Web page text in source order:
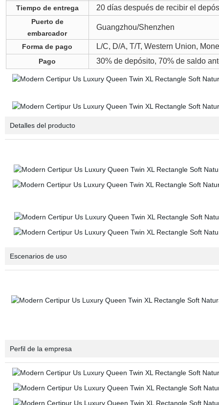
Tiempo de entrega 20 días después de recibir el
Puerto de
embarcador
Guangzhou/Shenzhen
Forma de pago L/C, D/A, T/T, Western Union,
Pago 30% de depósito, 70% de saldo
Detalles del producto
Escenarios de uso
Perfil de la empresa